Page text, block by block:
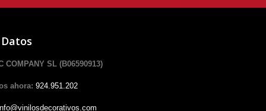
COMPANY SL (B06590913)
ahora: 924.951.202